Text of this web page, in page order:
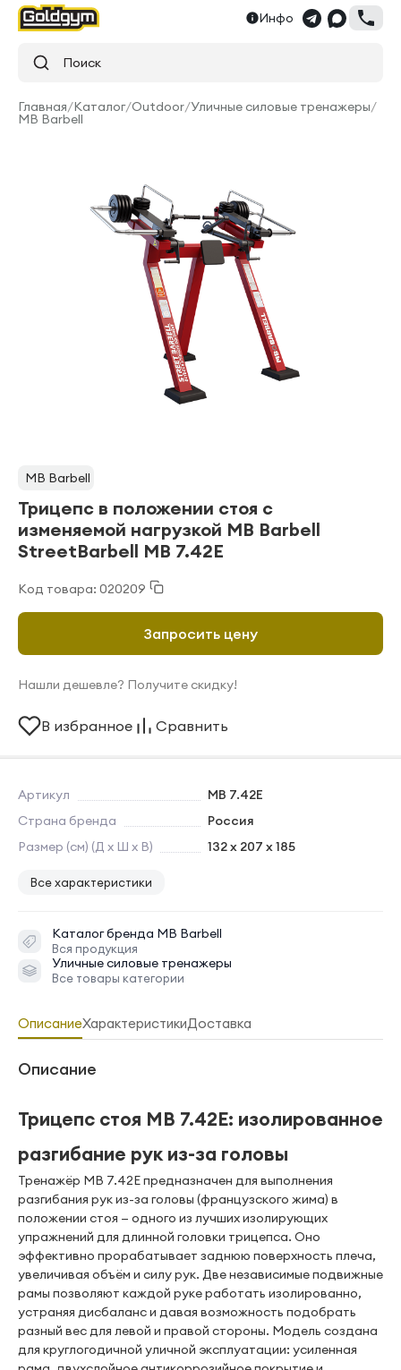
Инфо
Поиск
Главная/Каталог/Outdoor/Уличные силовые тренажеры/
MB Barbell
MB Barbell
Трицепс в положении стоя с
изменяемой нагрузкой MB Barbell
StreetBarbell MB 7.42E
Код товара: 020209
Артикул
MB 7.42E
Страна бренда
Россия
Размер (см) (Д х Ш х В)
132 x 207 x 185
Все характеристики
Каталог бренда MB Barbell
Вся продукция
Уличные силовые тренажеры
Все товары категории
Запросить цену
Нашли дешевле? Получите скидку!
В избранное Сравнить
ОписаниеХарактеристикиДоставка
Описание
Трицепс стоя MB 7.42E: изолированное
разгибание рук из-за головы
Тренажёр MB 7.42E предназначен для выполнения
разгибания рук из-за головы (французского жима) в
положении стоя — одного из лучших изолирующих
упражнений для длинной головки трицепса. Оно
эффективно прорабатывает заднюю поверхность плеча,
увеличивая объём и силу рук. Две независимые подвижные
рамы позволяют каждой руке работать изолированно,
устраняя дисбаланс и давая возможность подобрать
разный вес для левой и правой стороны. Модель создана
для круглогодичной уличной эксплуатации: усиленная